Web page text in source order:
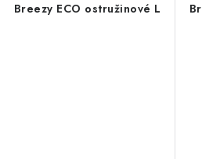
Breezy ECO ostružinové L